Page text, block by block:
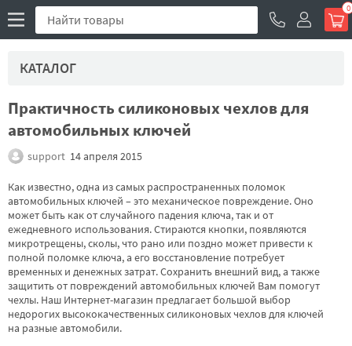
0
КАТАЛОГ
Практичность силиконовых чехлов для
автомобильных ключей
support 14 апреля 2015
Как известно, одна из самых распространенных поломок
автомобильных ключей – это механическое повреждение. Оно
может быть как от случайного падения ключа, так и от
ежедневного использования. Стираются кнопки, появляются
микротрещены, сколы, что рано или поздно может привести к
полной поломке ключа, а его восстановление потребует
временных и денежных затрат. Сохранить внешний вид, а также
защитить от повреждений автомобильных ключей Вам помогут
чехлы. Наш Интернет-магазин предлагает большой выбор
недорогих высококачественных силиконовых чехлов для ключей
на разные автомобили.